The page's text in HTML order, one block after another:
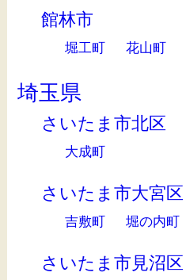
館林市
堀工町 花山町
埼玉県
さいたま市北区
大成町
さいたま市大宮区
吉敷町 堀の内町
さいたま市見沼区